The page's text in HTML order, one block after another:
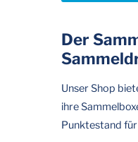
Der
Unser Shop
ihre
Punktestand